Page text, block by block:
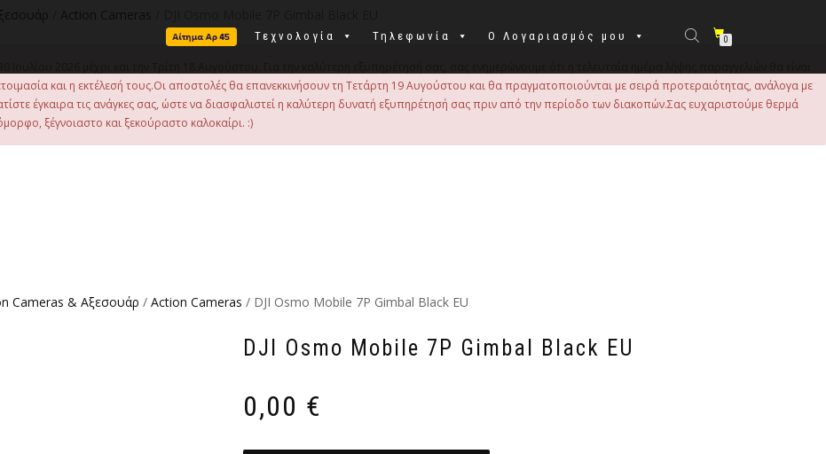
Τεχνολογία Τηλεφωνία Ο Λογαριασμός μου 0
Action Cameras
και η εκτέλεσή τους.Οι αποστολές θα επανεκκινήσουν τη Τετάρτη 19 Αυγούστου και θα πραγματοποιούνται με σειρά προτεραιότητας, ανάλογα με
έγκαιρα τις ανάγκες σας, ώστε να διασφαλιστεί η καλύτερη δυνατή εξυπηρέτησή σας πριν από την περίοδο των διακοπών.Σας ευχαριστούμε θερμά
ξέγνοιαστο και ξεκούραστο καλοκαίρι. :)
Cameras & Αξεσουάρ / Action Cameras / DJI Osmo Mobile 7P Gimbal Black EU
DJI Osmo Mobile 7P Gimbal Black EU
0,00 €